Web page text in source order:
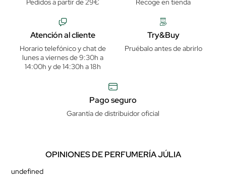
Atención al cliente
Horario telefónico y chat de
lunes a viernes de 9:30h a
14:00h y de 14:30h a 18h
Try&Buy
Pruébalo antes de abrirlo
Pago seguro
Garantía de distribuidor oficial
OPINIONES DE PERFUMERÍA JÚLIA
undefined